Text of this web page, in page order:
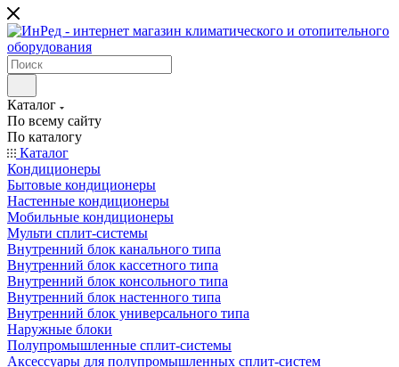
Каталог
По всему сайту
По каталогу
Каталог
Кондиционеры
Бытовые кондиционеры
Настенные кондиционеры
Мобильные кондиционеры
Мульти сплит-системы
Внутренний блок канального типа
Внутренний блок кассетного типа
Внутренний блок консольного типа
Внутренний блок настенного типа
Внутренний блок универсального типа
Наружные блоки
Полупромышленные сплит-системы
Аксессуары для полупромышленных сплит-систем